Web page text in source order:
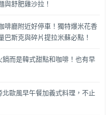
與舒肥雞沙拉！
啡廳附近好停車！獨特爆米花香
斯克與碎片提拉米蘇必點！
而是韓式甜點和咖啡！也有早
歐風早午餐加義式料理，不止